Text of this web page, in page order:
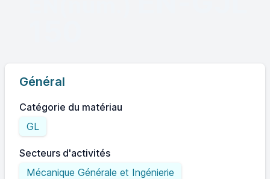
Général
Catégorie du matériau
GL
Secteurs d'activités
Mécanique Générale et Ingénierie